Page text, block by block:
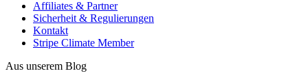
Affiliates & Partner
Sicherheit & Regulierungen
Kontakt
Stripe Climate Member
Aus unserem Blog